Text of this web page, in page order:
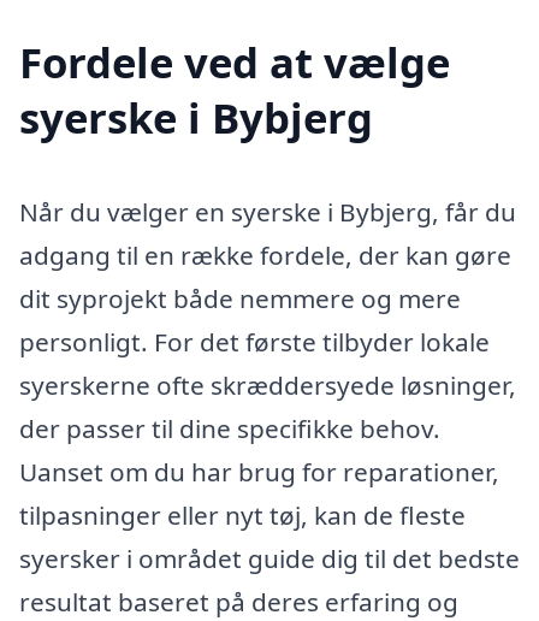
Fordele ved at vælge
syerske i Bybjerg
Når du vælger en syerske i Bybjerg, får du
adgang til en række fordele, der kan gøre
dit syprojekt både nemmere og mere
personligt. For det første tilbyder lokale
syerskerne ofte skræddersyede løsninger,
der passer til dine specifikke behov.
Uanset om du har brug for reparationer,
tilpasninger eller nyt tøj, kan de fleste
syersker i området guide dig til det bedste
resultat baseret på deres erfaring og